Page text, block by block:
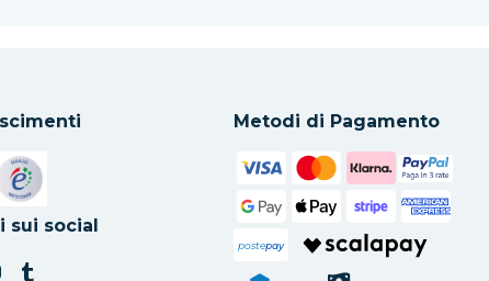
una nuova scheda
apre in una nuova scheda
sui social
Metodi di Pagamento
postepay